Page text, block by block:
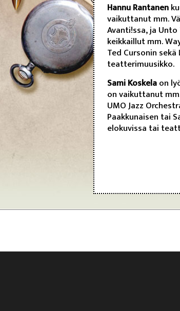
Hannu Rantanen
vaikuttanut mm.
Avanti!ssa, ja
keikkaillut mm.
Ted Cursonin
teatterimuusikko.
Sami Koskelaon
on vaikuttanut
UMO Jazz
Paakkunaisen tai
elokuvissa tai